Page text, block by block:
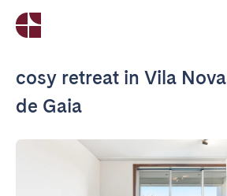
cosy retreat in Vila Nova
de Gaia